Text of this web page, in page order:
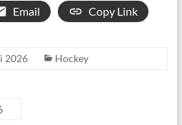
Email Copy Link
2026 Hockey